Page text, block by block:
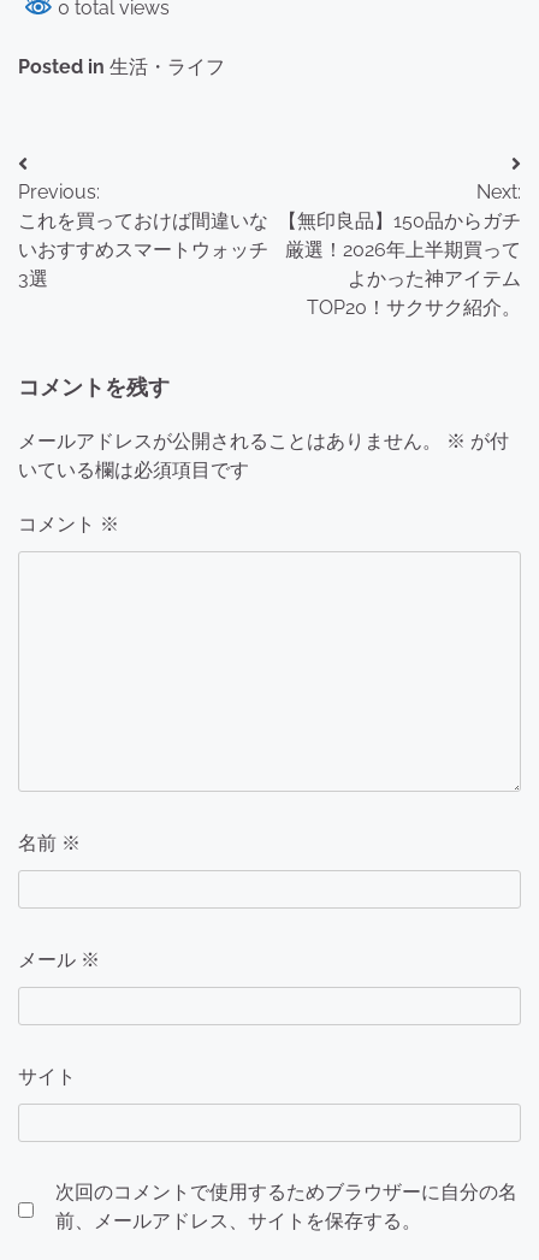
0 total views
Posted in 生活・ライフ
投
稿
ナ
ビ
ー
シ
ョ
ン
Previous:
これを買っておけば間違いな
いおすすめスマートウォッチ
3選
Next:
【無印良品】150品からガチ
厳選！2026年上半期買って
よかった神アイテム
TOP20！サクサク紹介。
コメントを残す
メールアドレスが公開されることはありません。 ※ が付
いている欄は必須項目です
コメント ※
名前 ※
メール ※
サイト
次回のコメントで使用するためブラウザーに自分の名
前、メールアドレス、サイトを保存する。